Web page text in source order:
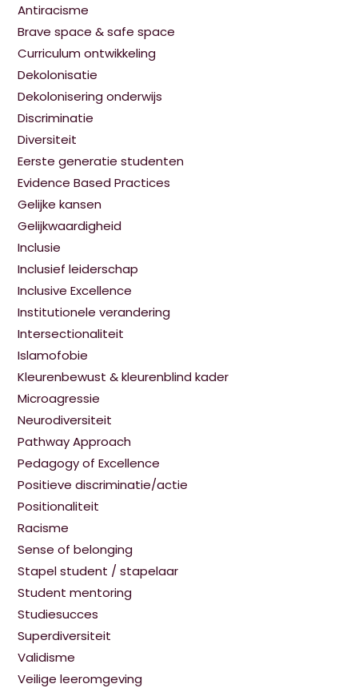
Antiracisme
Brave space & safe space
Curriculum ontwikkeling
Dekolonisatie
Dekolonisering onderwijs
Discriminatie
Diversiteit
Eerste generatie studenten
Evidence Based Practices
Gelijke kansen
Gelijkwaardigheid
Inclusie
Inclusief leiderschap
Inclusive Excellence
Institutionele verandering
Intersectionaliteit
Islamofobie
Kleurenbewust & kleurenblind kader
Microagressie
Neurodiversiteit
Pathway Approach
Pedagogy of Excellence
Positieve discriminatie/actie
Positionaliteit
Racisme
Sense of belonging
Stapel student / stapelaar
Student mentoring
Studiesucces
Superdiversiteit
Validisme
Veilige leeromgeving